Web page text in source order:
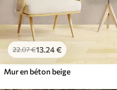
22.07€13.24€
Mur en béton beige